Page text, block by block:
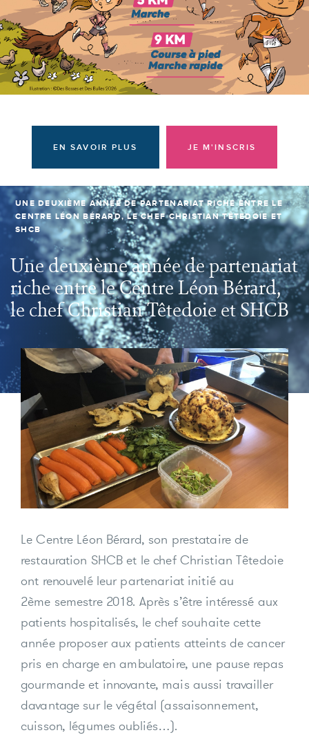
Actualités
Prendre rendez-vous
EN SAVOIR PLUS JE M'INSCRIS
UNE DEUXIÈME ANNÉE DE PARTENARIAT RICHE ENTRE LE
CENTRE LÉON BÉRARD, LE CHEF CHRISTIAN TÊTEDOIE ET
SHCB
Une deuxième année de partenariat
riche entre le Centre Léon Bérard,
le chef Christian Têtedoie et SHCB
Le Centre Léon Bérard, son prestataire de
restauration SHCB et le chef Christian Têtedoie
ont renouvelé leur partenariat initié au
2ème semestre 2018. Après s’être intéressé aux
patients hospitalisés, le chef souhaite cette
année proposer aux patients atteints de cancer
pris en charge en ambulatoire, une pause repas
gourmande et innovante, mais aussi travailler
davantage sur le végétal (assaisonnement,
cuisson, légumes oubliés…).